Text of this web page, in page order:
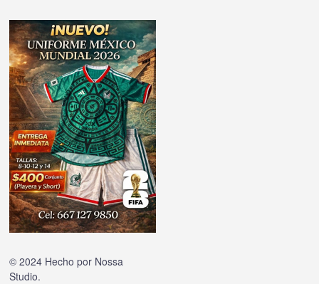
© 2024 Hecho por Nossa
Studio.